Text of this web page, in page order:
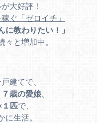
大好評！
ぐ「ゼロイチ」
に教わりたい！」
々と増加中。
建てで、
７歳の愛娘、
１匹で、
に生活。